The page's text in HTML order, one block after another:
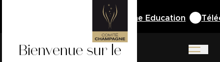
de Vacances Champagne Education
Bienvenue sur le